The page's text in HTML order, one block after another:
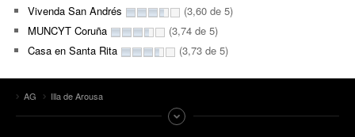
Vivenda San Andrés
(3,60 de 5)
MUNCYT Coruña
(3,74 de 5)
Casa en Santa Rita
(3,73 de 5)
AG Illa de Arousa